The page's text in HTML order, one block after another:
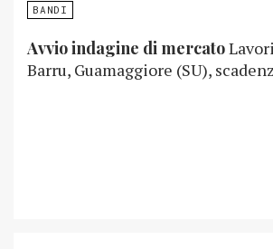
BANDI
Avvio indagine di mercato
Barru, Guamaggiore (SU),